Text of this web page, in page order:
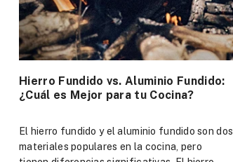
Hierro Fundido vs. Aluminio Fundido:
¿Cuál es Mejor para tu Cocina?
El hierro fundido y el aluminio fundido son dos
materiales populares en la cocina, pero